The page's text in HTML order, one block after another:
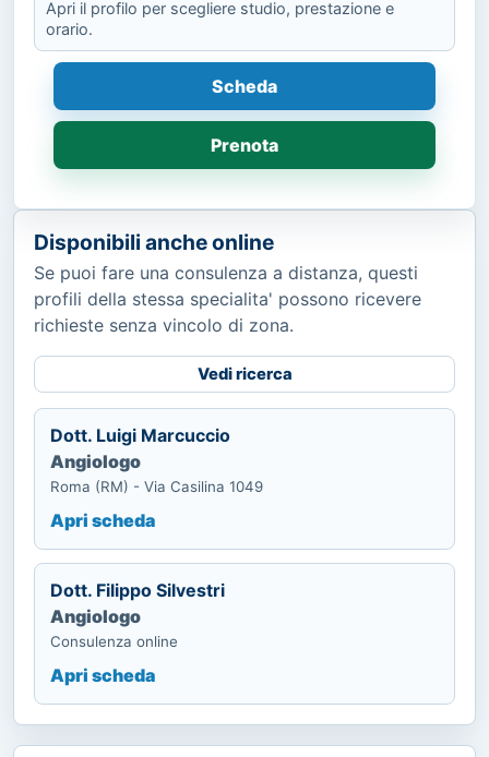
Apri il profilo per scegliere studio, prestazione e
orario.
Scheda
Prenota
Disponibili anche online
Se puoi fare una consulenza a distanza, questi
profili della stessa specialita' possono ricevere
richieste senza vincolo di zona.
Vedi ricerca
Dott. Luigi Marcuccio
Angiologo
Roma (RM) - Via Casilina 1049
Apri scheda
Dott. Filippo Silvestri
Angiologo
Consulenza online
Apri scheda